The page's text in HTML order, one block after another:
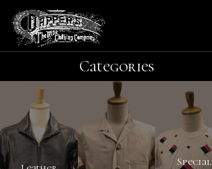
Categories
Special